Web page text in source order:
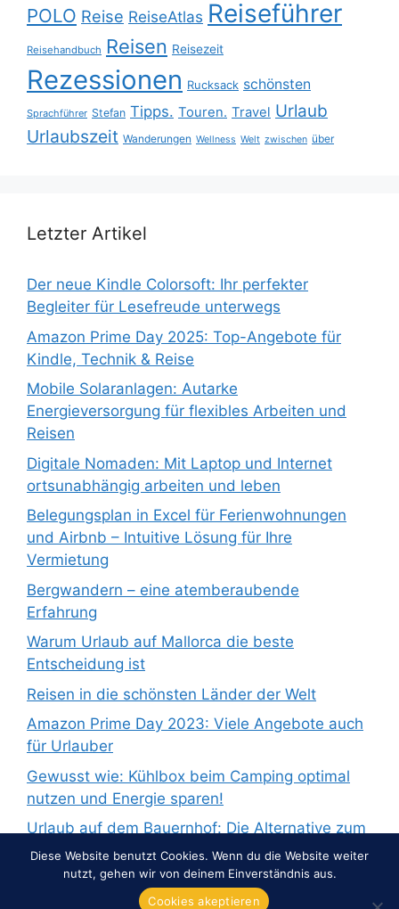
POLO Reise ReiseAtlas Reiseführer
Reisehandbuch Reisen Reisezeit
Rezessionen Rucksack schönsten
Sprachführer Stefan Tipps. Touren. Travel Urlaub
Urlaubszeit Wanderungen Wellness Welt zwischen über
Letzter Artikel
Der neue Kindle Colorsoft: Ihr perfekter
Begleiter für Lesefreude unterwegs
Amazon Prime Day 2025: Top-Angebote für
Kindle, Technik & Reise
Mobile Solaranlagen: Autarke
Energieversorgung für flexibles Arbeiten und
Reisen
Digitale Nomaden: Mit Laptop und Internet
ortsunabhängig arbeiten und leben
Belegungsplan in Excel für Ferienwohnungen
und Airbnb – Intuitive Lösung für Ihre
Vermietung
Bergwandern – eine atemberaubende
Erfahrung
Warum Urlaub auf Mallorca die beste
Entscheidung ist
Reisen in die schönsten Länder der Welt
Amazon Prime Day 2023: Viele Angebote auch
für Urlauber
Gewusst wie: Kühlbox beim Camping optimal
nutzen und Energie sparen!
Urlaub auf dem Bauernhof: Die Alternative zum
Pauschalurlaub
Diese Website benutzt Cookies. Wenn du die Website weiter
nutzt, gehen wir von deinem Einverständnis aus.
Cookies akeptieren